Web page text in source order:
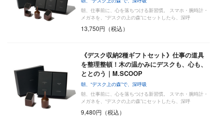
朝、仕事前に、心を落ちつける新習慣。 スマホ・腕時計・
メガネを、“デスクの上の森”にセットしたら、深呼
吸………
13,750円（税込）
《デスク収納2種ギフトセット》仕事の道具
を整理整頓！木の温かみにデスクも、心も、
ととのう｜M.SCOOP
朝、“デスク上の森”で、深呼吸
朝、仕事前に、心を落ちつける新習慣。 スマホ・腕時計・
メガネを、“デスクの上の森”にセットしたら、深呼
吸………
9,480円（税込）